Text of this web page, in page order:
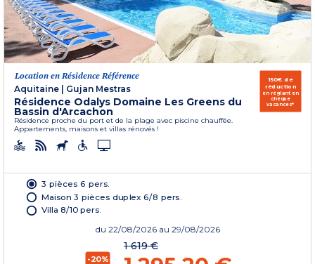
Location en Résidence Référence
Aquitaine
Gujan Mestras
Résidence Odalys Domaine Les Greens du
Bassin d'Arcachon
Résidence proche du port et de la plage avec piscine chauffée.
Appartements, maisons et villas rénovés !
150€ de
réduction
en réglant en
chèque
vacances*
3 pièces 6 pers.
Maison 3 pièces duplex 6/8 pers.
Villa 8/10 pers.
du 22/08/2026 au 29/08/2026
-20%
1 619 €